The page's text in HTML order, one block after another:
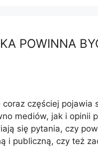
POWINNA
częściej pojawia
mediów, jak i opinii
się pytania, czy
i publiczną, czy też